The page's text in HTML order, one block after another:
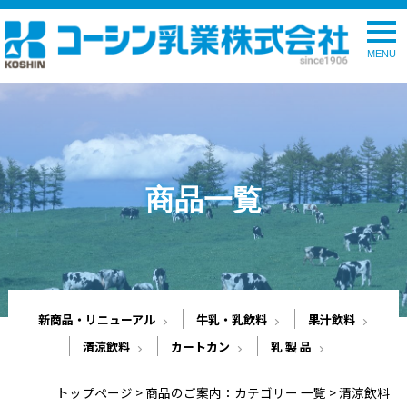
商品一覧
新商品・リニューアル 牛乳・乳飲料
果汁飲料
清涼飲料
カートカン 乳 製 品
トップページ > 商品のご案内：カテゴリー 一覧 >清涼飲料